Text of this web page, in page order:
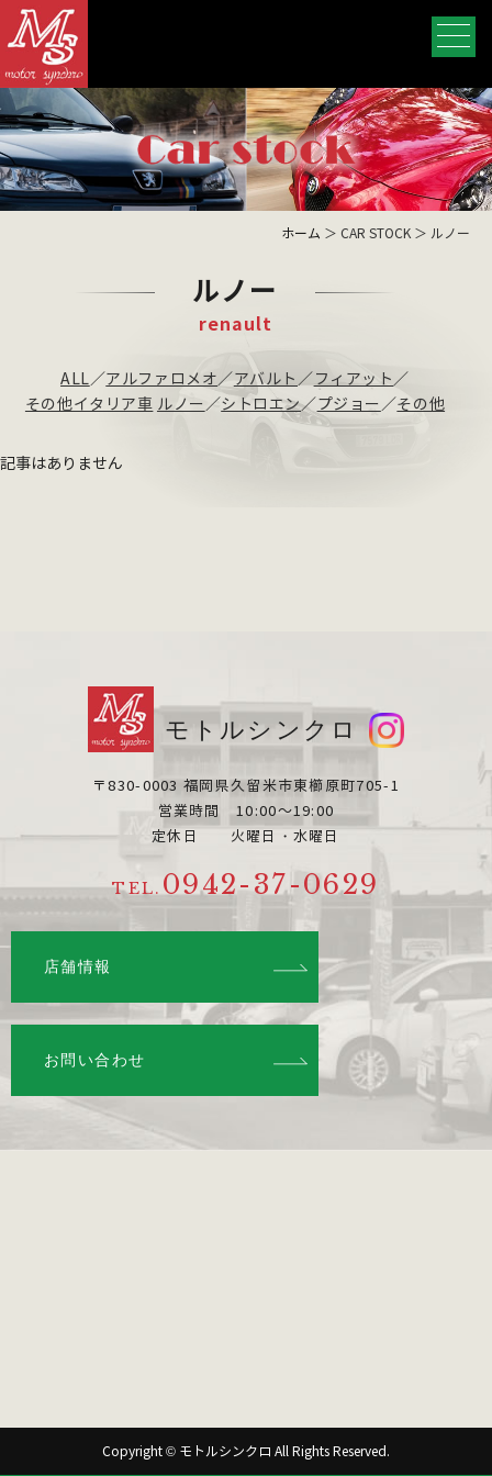
ホーム ＞ CAR STOCK ＞ ルノー
ルノー
renault
ALL／アルファロメオ／アバルト ／ フィアット／
その他イタリア車 ルノー／シトロエン／プジョー／その他
記事はありません
モトルシンクロ
〒830-0003 福岡県久留米市東櫛原町705-1
営業時間 10:00～19:00
定休日 火曜日・水曜日
TEL. 0942-37-0629
店舗情報
お問い合わせ
Copyright © モトルシンクロ All Rights Reserved.